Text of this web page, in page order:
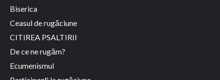
Biserica
Ceasul de rugăciune
CITIREA PSALTIRII
De ce ne rugăm?
Ecumenismul